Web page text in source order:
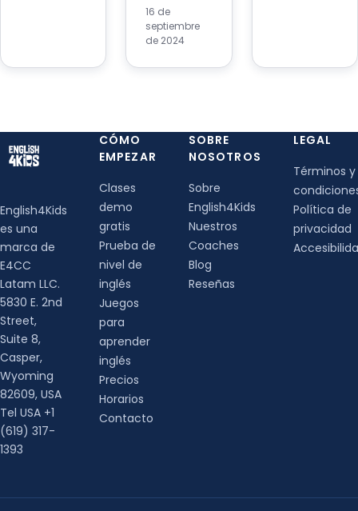
16 de
septiembre
de 2024
English4Kids
es una
marca de
E4CC
Latam LLC.
5830 E. 2nd
Street,
Suite 8,
Casper,
Wyoming
82609, USA
Tel USA +1
(619) 317-
1393
CÓMO
EMPEZAR
Clases
demo
gratis
Prueba de
nivel de
inglés
Juegos
para
aprender
inglés
Precios
Horarios
Contacto
SOBRE
NOSOTROS
Sobre
English4Kids
Nuestros
Coaches
Blog
Reseñas
LEGAL
Términos y
Política de
privacidad